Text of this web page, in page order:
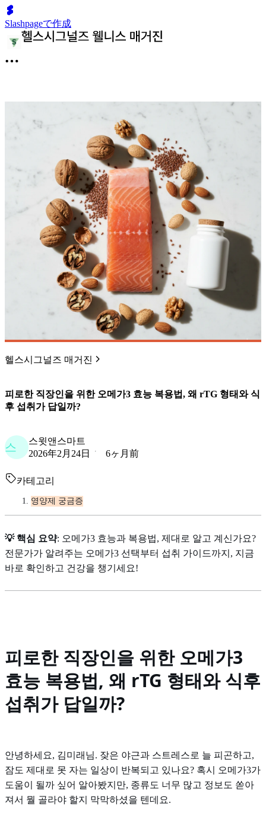
Slashpageで作成
헬스시그널즈 매거진
피로한 직장인을 위한 오메가3 효능 복용법, 왜 rTG 형태와 식
후 섭취가 답일까?
스
스윗앤스마트
2026年2月24日
6ヶ月前
카테고리
영양제 궁금증
💡 핵심 요약: 오메가3 효능과 복용법, 제대로 알고 계신가요?
전문가가 알려주는 오메가3 선택부터 섭취 가이드까지, 지금
바로 확인하고 건강을 챙기세요!
피로한 직장인을 위한 오메가3
효능 복용법, 왜 rTG 형태와 식후
섭취가 답일까?
안녕하세요, 김미래님. 잦은 야근과 스트레스로 늘 피곤하고,
잠도 제대로 못 자는 일상이 반복되고 있나요? 혹시 오메가3가
도움이 될까 싶어 알아봤지만, 종류도 너무 많고 정보도 쏟아
져서 뭘 골라야 할지 막막하셨을 텐데요.